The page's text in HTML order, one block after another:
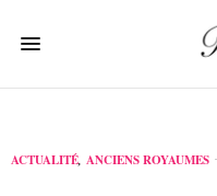
ACTUALITÉ, ANCIENS ROYAUMES